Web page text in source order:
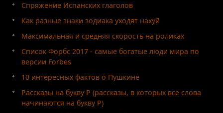
Спряжение Испанских глаголов
Как разные знаки зодиака уходят нахуй
Максимальная и средняя скорость на роликах
Список Форбс 2017 - самые богатые люди мира по
версии Forbes
10 интересных фактов о Пушкине
Рассказы на букву Р (рассказы, в которых все слова
начинаются на букву Р)